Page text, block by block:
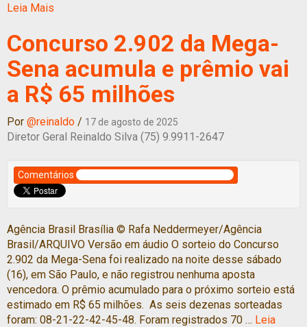
Leia Mais
Concurso 2.902 da Mega-
Sena acumula e prêmio vai
a R$ 65 milhões
Por @reinaldo / 17 de agosto de 2025
Diretor Geral Reinaldo Silva (75) 9.9911-2647
Comentários
Agência Brasil Brasília © Rafa Neddermeyer/Agência
Brasil/ARQUIVO Versão em áudio O sorteio do Concurso
2.902 da Mega-Sena foi realizado na noite desse sábado
(16), em São Paulo, e não registrou nenhuma aposta
vencedora. O prêmio acumulado para o próximo sorteio está
estimado em R$ 65 milhões. As seis dezenas sorteadas
foram: 08-21-22-42-45-48. Foram registrados 70 … Leia